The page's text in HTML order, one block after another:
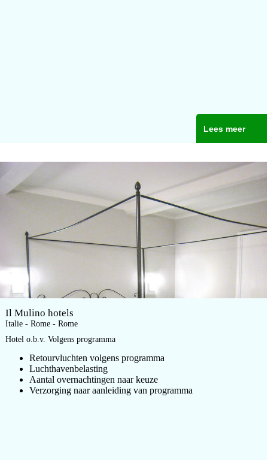
Lees meer
Il Mulino hotels
Italie - Rome - Rome
Hotel o.b.v. Volgens programma
Retourvluchten volgens programma
Luchthavenbelasting
Aantal overnachtingen naar keuze
Verzorging naar aanleiding van programma